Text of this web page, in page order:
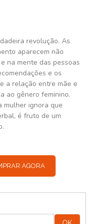
revolução. As
aparecem não
na mente das pessoas
e os
a relação entre mãe e
ao gênero feminino.
mulher ignora que
é fruto de um
AGORA